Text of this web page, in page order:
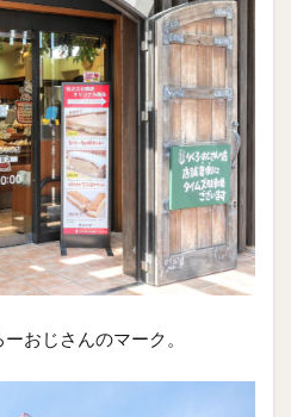
おじさんのマーク。